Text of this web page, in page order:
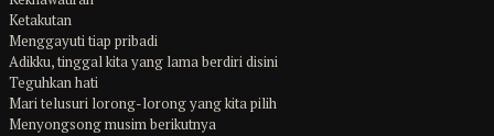
Ketakutan
Menggayuti tiap pribadi
Adikku, tinggal kita yang lama berdiri disini
Teguhkan hati
Mari telusuri lorong-lorong yang kita pilih
Menyongsong musim berikutnya